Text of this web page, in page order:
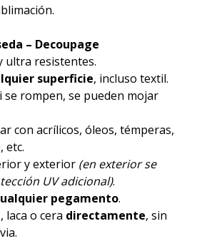
– Decoupage
ultra resistentes.
superficie, incluso textil.
se rompen, se pueden mojar
con acrílicos, óleos, témperas,
etc.
y exterior (en exterior se
UV adicional).
pegamento.
laca o cera directamente, sin